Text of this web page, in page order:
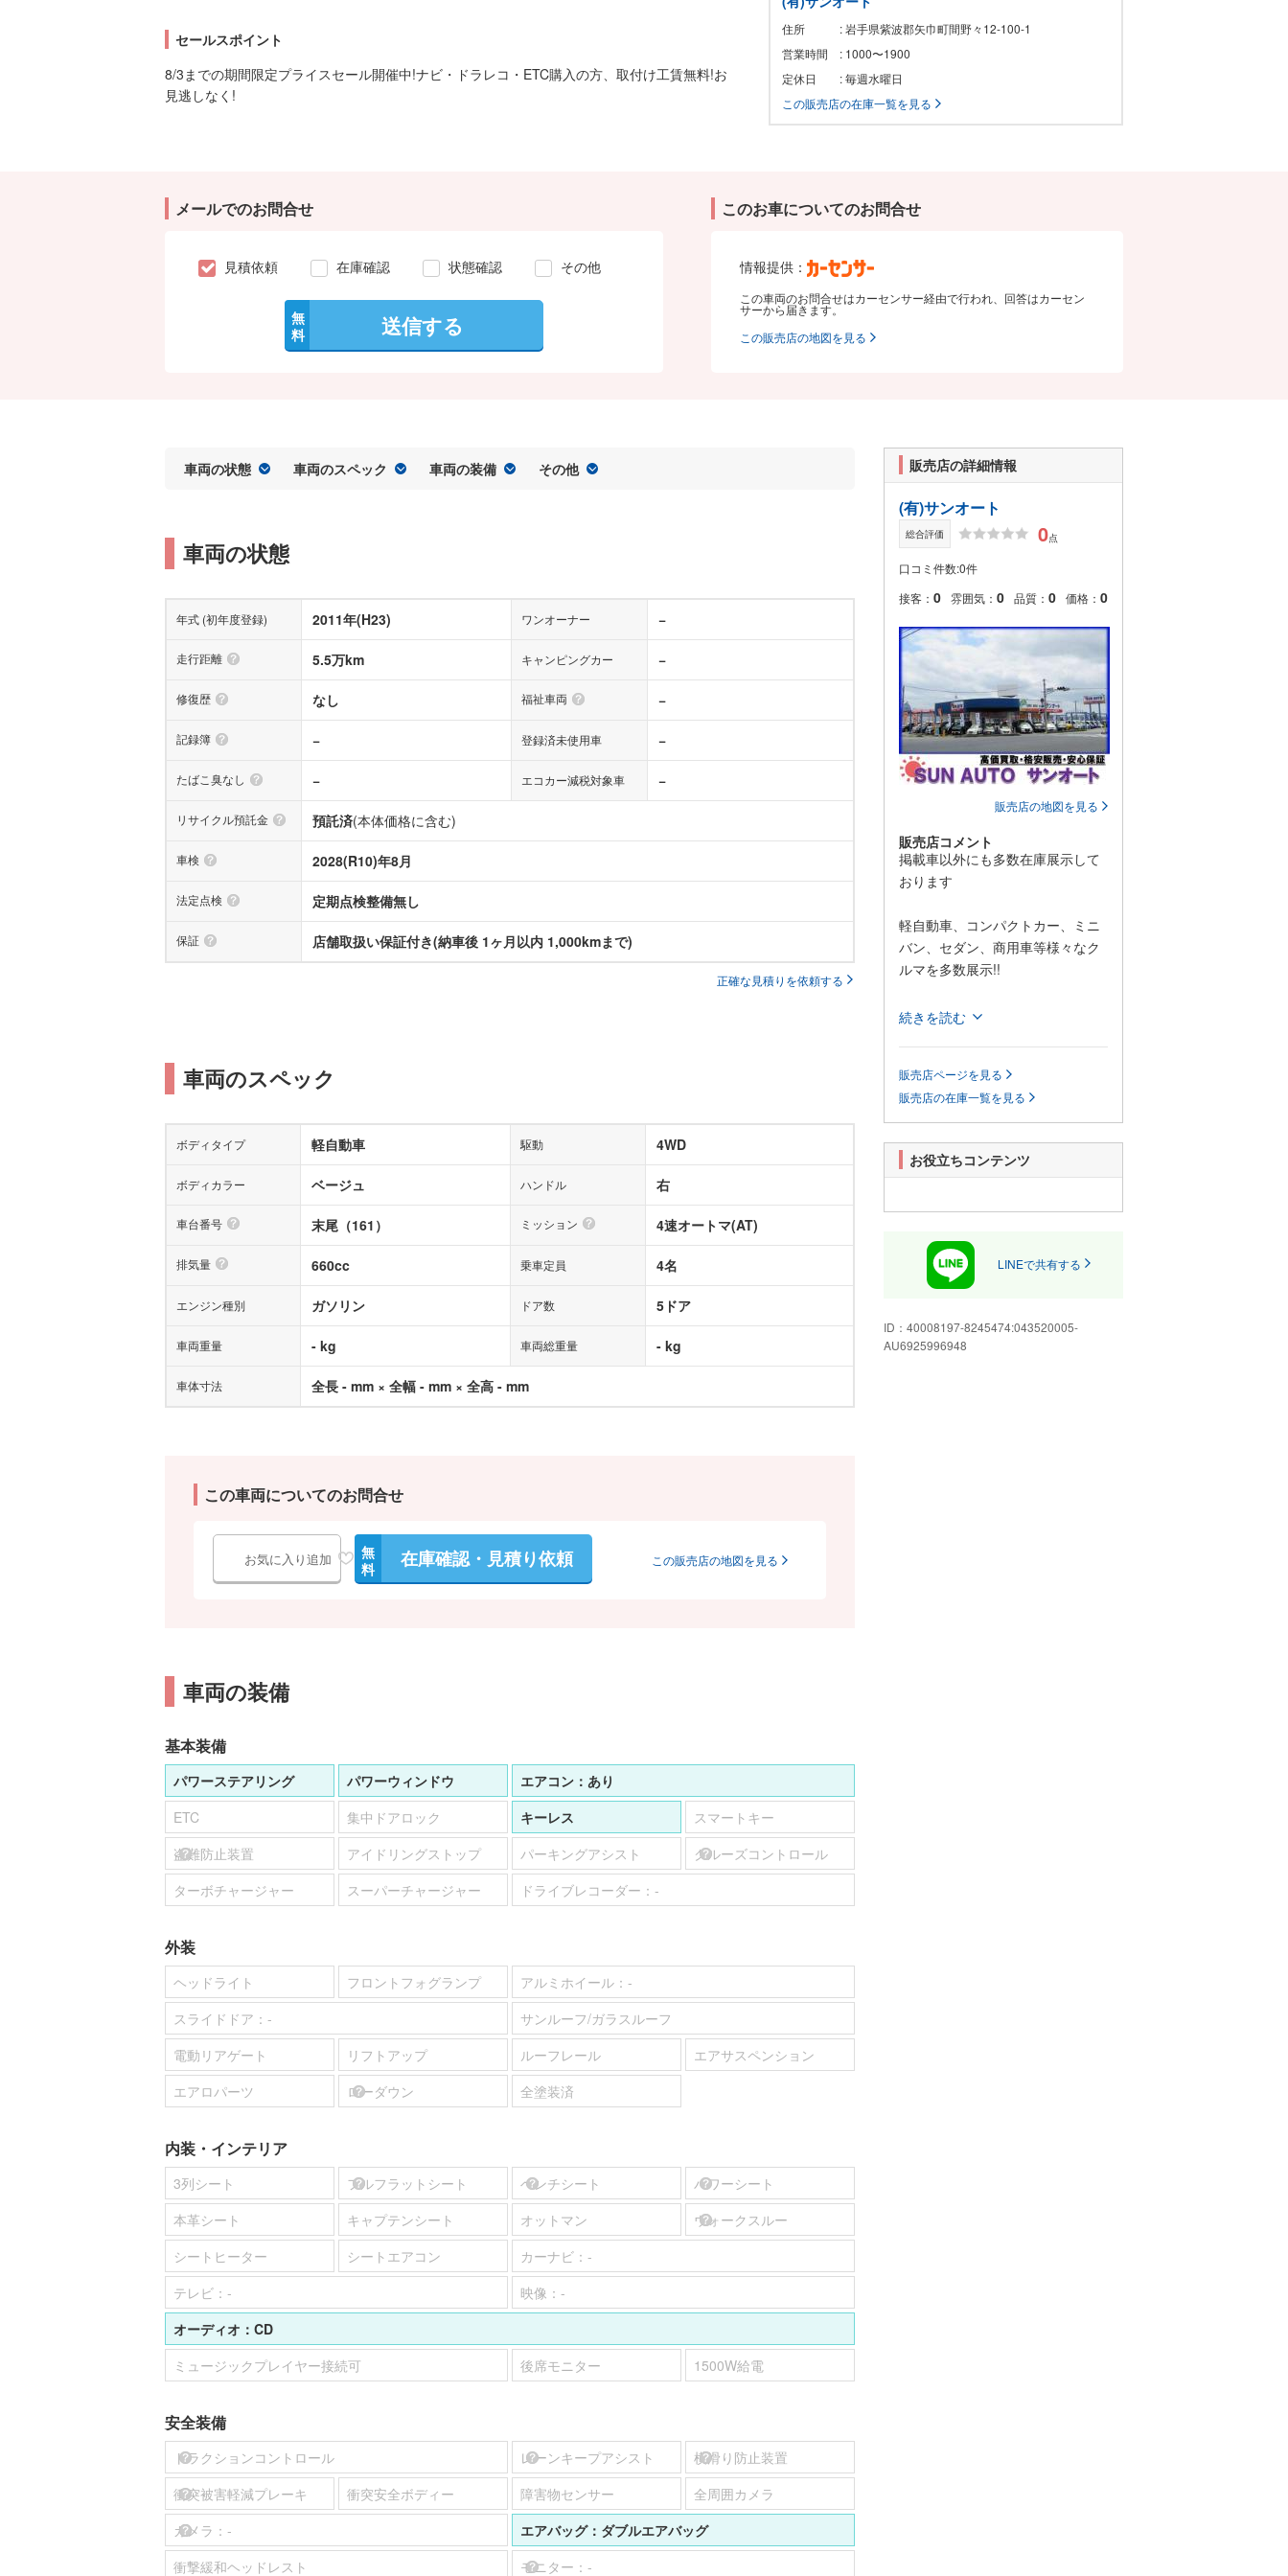
セールスポイント
8/3までの期間限定プライスセール開催中!ナビ・ドラレコ・ETC購入の方、取付け工賃無料!お
見逃しなく!
住所
: 岩手県紫波郡矢巾町間野々12-100-1
営業時間
: 1000〜1900
定休日
: 毎週水曜日
この販売店の在庫一覧を見る
メールでのお問合せ
見積依頼 在庫確認 状態確認 その他
無
料
送信する
このお車についてのお問合せ
情報提供：
この車両のお問合せはカーセンサー経由で行われ、回答はカーセン
サーから届きます。
この販売店の地図を見る
車両の状態 車両のスペック 車両の装備 その他
車両の状態
年式 (初年度登録) 2011年(H23) ワンオーナー −
走行距離 5.5万km キャンピングカー −
修復歴 なし 福祉車両 −
記録簿 − 登録済未使用車 −
たばこ臭なし − エコカー減税対象車 −
リサイクル預託金 預託済(本体価格に含む)
車検 2028(R10)年8月
法定点検 定期点検整備無し
保証 店舗取扱い保証付き(納車後 1ヶ月以内 1,000kmまで)
正確な見積りを依頼する
車両のスペック
ボディタイプ 軽自動車 駆動 4WD
ボディカラー ベージュ ハンドル 右
車台番号 末尾（161） ミッション 4速オートマ(AT)
排気量 660cc 乗車定員 4名
エンジン種別 ガソリン ドア数 5ドア
車両重量 - kg 車両総重量 - kg
車体寸法 全長 - mm × 全幅 - mm × 全高 - mm
この車両についてのお問合せ
お気に入り追加
無
料
在庫確認・見積り依頼 この販売店の地図を見る
車両の装備
基本装備
パワーステアリング パワーウィンドウ エアコン： あり
ETC
集中ドアロック キーレス
スマートキー
盗難防止装置
アイドリングストップ パーキングアシスト
クルーズコントロール
ターボチャージャー
スーパーチャージャー ドライブレコーダー： -
外装
ヘッドライト フロントフォグランプ アルミホイール： -
スライドドア： -
サンルーフ/ガラスルーフ
電動リアゲート
リフトアップ ルーフレール
エアサスペンション
エアロパーツ
ローダウン 全塗装済
内装・インテリア
3列シート フルフラットシート ベンチシート
パワーシート
本革シート
キャプテンシート オットマン
ウォークスルー
シートヒーター
シートエアコン カーナビ： -
テレビ： - 映像： -
オーディオ： CD
ミュージックプレイヤー接続可
後席モニター 1500W給電
安全装備
トラクションコントロール レーンキープアシスト
横滑り防止装置
衝突被害軽減プレーキ
衝突安全ボディー 障害物センサー
全周囲カメラ
カメラ： - エアバッグ： ダブルエアバッグ
衝撃緩和ヘッドレスト
モニター： -
販売店の詳細情報
(有)サンオート
総合評価 0点
口コミ件数:0件
接客： 0 雰囲気： 0 品質： 0 価格： 0
販売店の地図を見る
販売店コメント
掲載車以外にも多数在庫展示して
おります
軽自動車、コンパクトカー、ミニ
バン、セダン、商用車等様々なク
ルマを多数展示!!
当店では格安の軽自動車を多数展
おります!
また、当店は安いだけじゃござい
ません!自社認証整備工場も完備し
ており、お客様がご心配なされて
いるアフターフォローもきっと満
展示場に無い車輌でも、お客様の
クションよりお探ししご提供いた
します。
皆様のご来店を心よりお待ちして
おります!
続きを読む
販売店ページを見る
販売店の在庫一覧を見る
お役立ちコンテンツ
LINEで共有する
ID： 40008197-8245474:043520005-
AU6925996948